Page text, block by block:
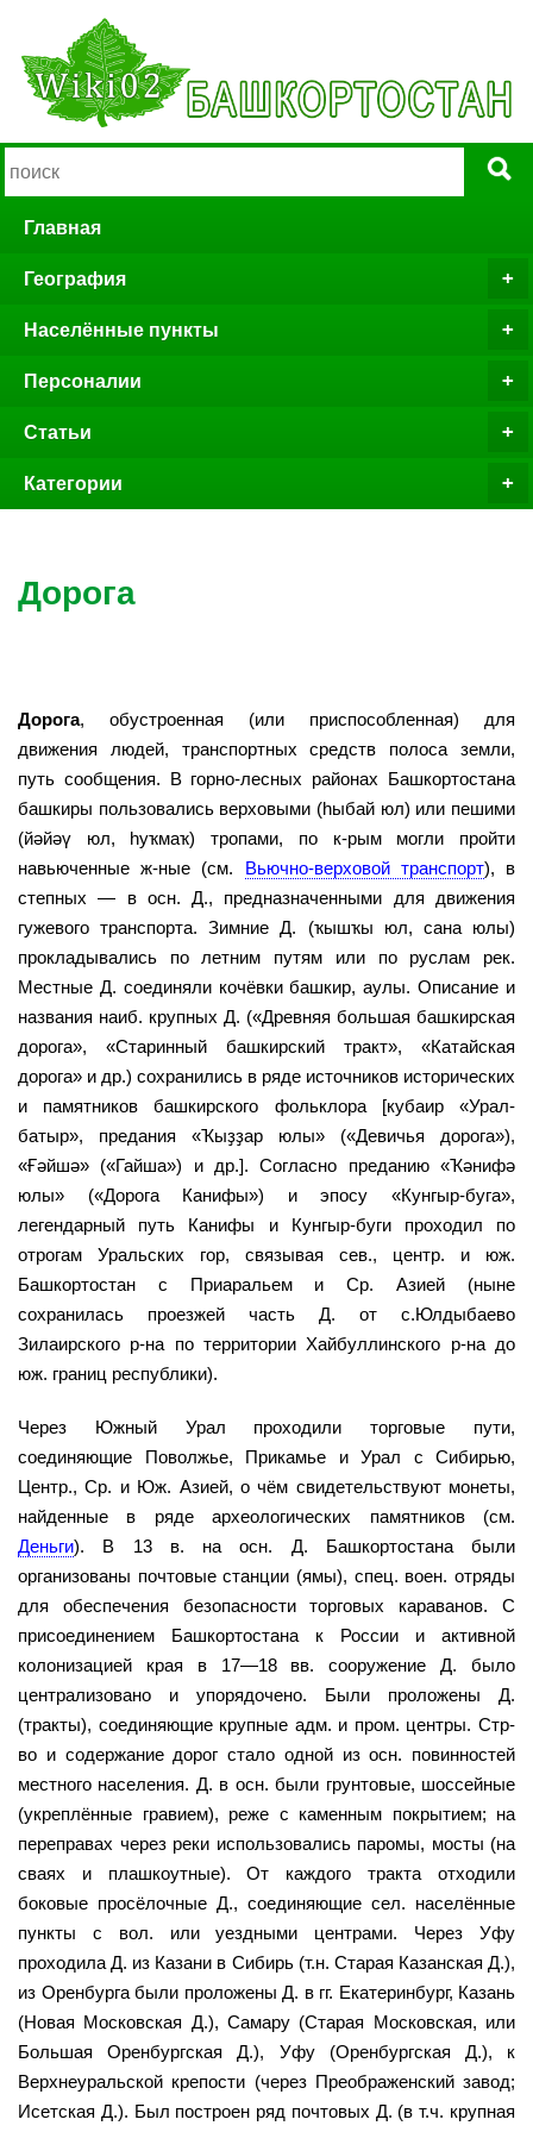
Главная
География
Населённые пункты
Персоналии
Статьи
Категории
Дорога
Дорога, обустроенная (или приспособленная) для
движения людей, транспортных средств полоса земли,
путь сообщения. В горно-лесных районах Башкортостана
башкиры пользовались верховыми (һыбай юл) или пешими
(йәйәү юл, һуҡмаҡ) тропами, по к-рым могли пройти
навьюченные ж-ные (см. Вьючно-верховой транспорт), в
степных — в осн. Д., предназначенными для движения
гужевого транспорта. Зимние Д. (ҡышҡы юл, сана юлы)
прокладывались по летним путям или по руслам рек.
Местные Д. соединяли кочёвки башкир, аулы. Описание и
названия наиб. крупных Д. («Древняя большая башкирская
дорога», «Старинный башкирский тракт», «Катайская
дорога» и др.) сохранились в ряде источников исторических
и памятников башкирского фольклора [кубаир «Урал-
батыр», предания «Ҡыҙҙар юлы» («Девичья дорога»),
«Ғәйшә» («Гайша») и др.]. Согласно преданию «Ҡәнифә
юлы» («Дорога Канифы») и эпосу «Кунгыр-буга»,
легендарный путь Канифы и Кунгыр-буги проходил по
отрогам Уральских гор, связывая сев., центр. и юж.
Башкортостан с Приаральем и Ср. Азией (ныне
сохранилась проезжей часть Д. от с.Юлдыбаево
Зилаирского р-на по территории Хайбуллинского р-на до
юж. границ республики).
Через Южный Урал проходили торговые пути,
соединяющие Поволжье, Прикамье и Урал с Сибирью,
Центр., Ср. и Юж. Азией, о чём свидетельствуют монеты,
найденные в ряде археологических памятников (см.
Деньги). В 13 в. на осн. Д. Башкортостана были
организованы почтовые станции (ямы), спец. воен. отряды
для обеспечения безопасности торговых караванов. С
присоединением Башкортостана к России и активной
колонизацией края в 17—18 вв. сооружение Д. было
централизовано и упорядочено. Были проложены Д.
(тракты), соединяющие крупные адм. и пром. центры. Стр-
во и содержание дорог стало одной из осн. повинностей
местного населения. Д. в осн. были грунтовые, шоссейные
(укреплённые гравием), реже с каменным покрытием; на
переправах через реки использовались паромы, мосты (на
сваях и плашкоутные). От каждого тракта отходили
боковые просёлочные Д., соединяющие сел. населённые
пункты с вол. или уездными центрами. Через Уфу
проходила Д. из Казани в Сибирь (т.н. Старая Казанская Д.),
из Оренбурга были проложены Д. в гг. Екатеринбург, Казань
(Новая Московская Д.), Самару (Старая Московская, или
Большая Оренбургская Д.), Уфу (Оренбургская Д.), к
Верхнеуральской крепости (через Преображенский завод;
Исетская Д.). Был построен ряд почтовых Д. (в т.ч. крупная